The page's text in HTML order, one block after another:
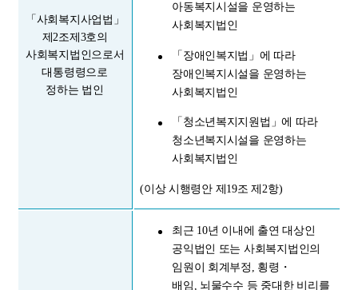
「사회복지사업법」
제2조제3호의
사회복지법인으로서
대통령령으로
정하는 법인
아동복지시설을 운영하는
사회복지법인
「장애인복지법」에 따라
장애인복지시설을 운영하는
사회복지법인
「청소년복지지원법」에 따라
청소년복지시설을 운영하는
사회복지법인
(이상 시행령안 제19조 제2항)
최근 10년 이내에 출연 대상인
공익법인 또는 사회복지법인의
임원이 회계부정, 횡령・
배임 , 뇌물수수 등 중대한 비리를